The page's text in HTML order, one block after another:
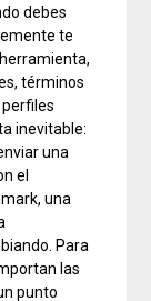
debes
te
términos
inevitable:
una
el
una
Para
las
punto